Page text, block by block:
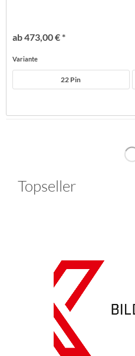
ab 473,00 € *
Variante
22 Pin
Topseller